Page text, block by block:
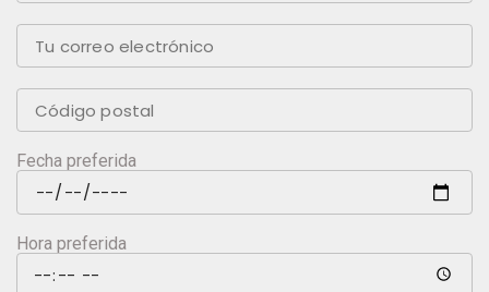
Fecha preferida
Hora preferida